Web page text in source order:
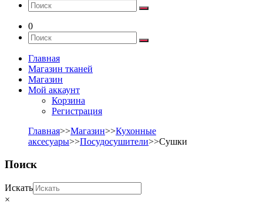
0
Главная
Магазин тканей
Магазин
Мой аккаунт
Корзина
Регистрация
Главная>>Магазин>>Кухонные
аксесуары>>Посудосушители>>Сушки
Поиск
Искать
×